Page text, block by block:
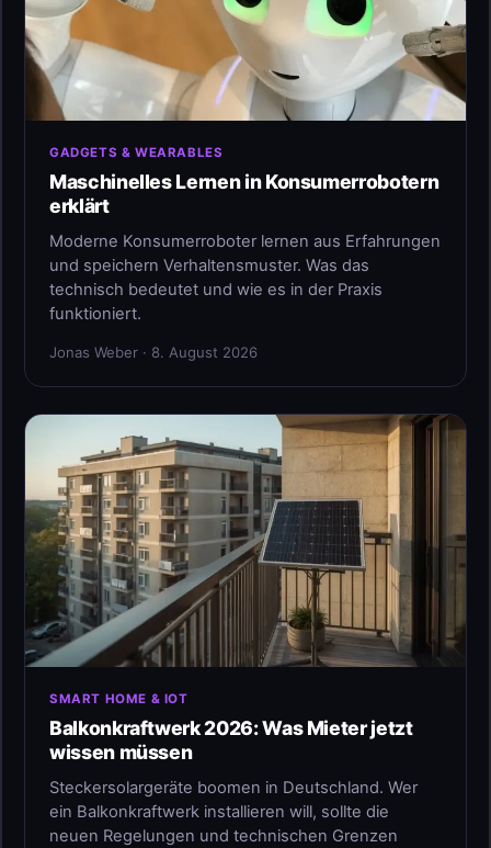
GADGETS & WEARABLES
Maschinelles Lernen in Konsumerrobotern
erklärt
Moderne Konsumerroboter lernen aus Erfahrungen
und speichern Verhaltensmuster. Was das
technisch bedeutet und wie es in der Praxis
funktioniert.
Jonas Weber · 8. August 2026
SMART HOME & IOT
Balkonkraftwerk 2026: Was Mieter jetzt
wissen müssen
Steckersolargeräte boomen in Deutschland. Wer
ein Balkonkraftwerk installieren will, sollte die
neuen Regelungen und technischen Grenzen